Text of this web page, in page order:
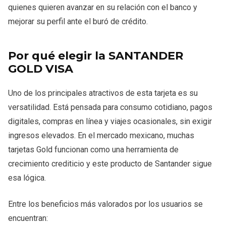
quienes quieren avanzar en su relación con el banco y
mejorar su perfil ante el buró de crédito.
Por qué elegir la SANTANDER
GOLD VISA
Uno de los principales atractivos de esta tarjeta es su
versatilidad. Está pensada para consumo cotidiano, pagos
digitales, compras en línea y viajes ocasionales, sin exigir
ingresos elevados. En el mercado mexicano, muchas
tarjetas Gold funcionan como una herramienta de
crecimiento crediticio y este producto de Santander sigue
esa lógica.
Entre los beneficios más valorados por los usuarios se
encuentran: